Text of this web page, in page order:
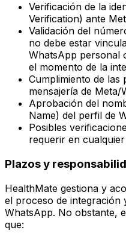
Verificación de la
Verification) ante
Validación del
no debe estar
WhatsApp personal
el momento de la
Cumplimiento de las
mensajería de Meta/
Aprobación del
Name) del perfil de
Posibles
requerir en
Plazos y
HealthMate gestiona y
el proceso de integración
WhatsApp. No obstante,
que: